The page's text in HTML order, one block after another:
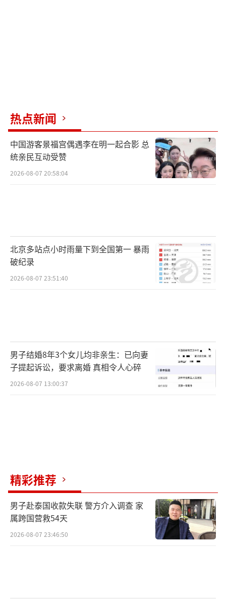
热点新闻
中国游客景福宫偶遇李在明一起合影 总
统亲民互动受赞
2026-08-07 20:58:04
北京多站点小时雨量下到全国第一 暴雨
破纪录
2026-08-07 23:51:40
男子结婚8年3个女儿均非亲生：已向妻
子提起诉讼，要求离婚 真相令人心碎
2026-08-07 13:00:37
精彩推荐
男子赴泰国收款失联 警方介入调查 家
属跨国营救54天
2026-08-07 23:46:50